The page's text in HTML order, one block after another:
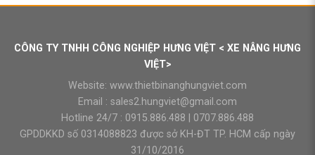
CÔNG TY TNHH CÔNG NGHIỆP HƯNG VIỆT < XE NÂNG HƯNG
VIỆT>
Website: www.thietbinanghungviet.com
Email : sales2.hungviet@gmail.com
Hotline 24/7 : 0915.886.488
0707.886.488
GPDDKKD số 0314088823 được sở KH-ĐT TP. HCM cấp ngày
31/10/2016